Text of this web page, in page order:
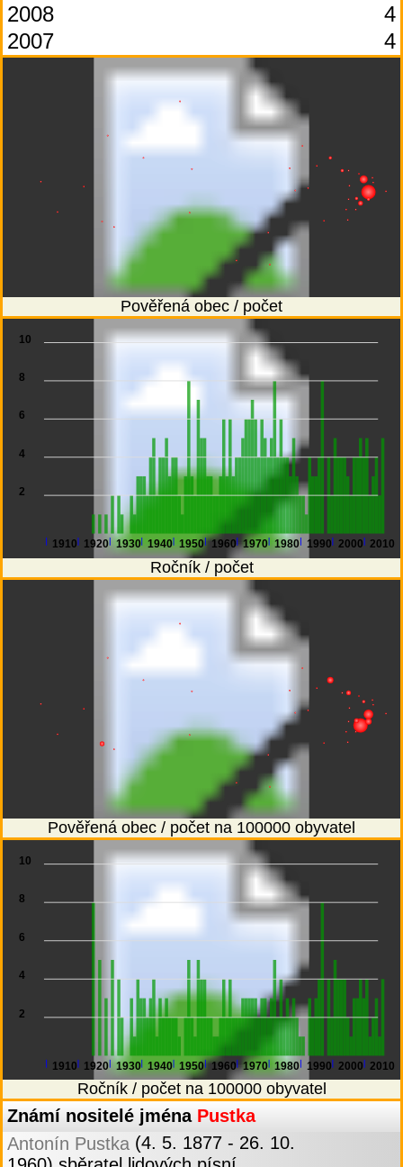
2008
4
2007
4
Pověřená obec / počet
1910 1920 1930 1940 1950 1960 1970 1980 1990 2000 2010
2
4
6
8
10
Ročník / počet
Pověřená obec / počet na 100000 obyvatel
1910 1920 1930 1940 1950 1960 1970 1980 1990 2000 2010
2
4
6
8
10
Ročník / počet na 100000 obyvatel
Známí nositelé jména Pustka
Antonín Pustka (4. 5. 1877 - 26. 10.